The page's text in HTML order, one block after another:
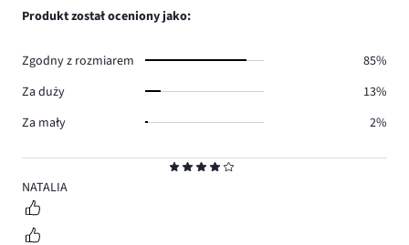
4
NATALIA
Produkt został oceniony jako:
Zgodny z rozmiarem
85%
Za duży
13%
Za mały
2%